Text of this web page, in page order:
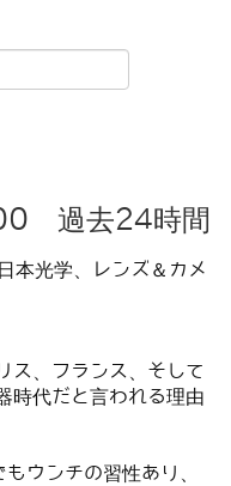
過去24時間
本光学、レンズ＆カメ
ス、フランス、そして
時代だと言われる理由
ウンチの習性あり、